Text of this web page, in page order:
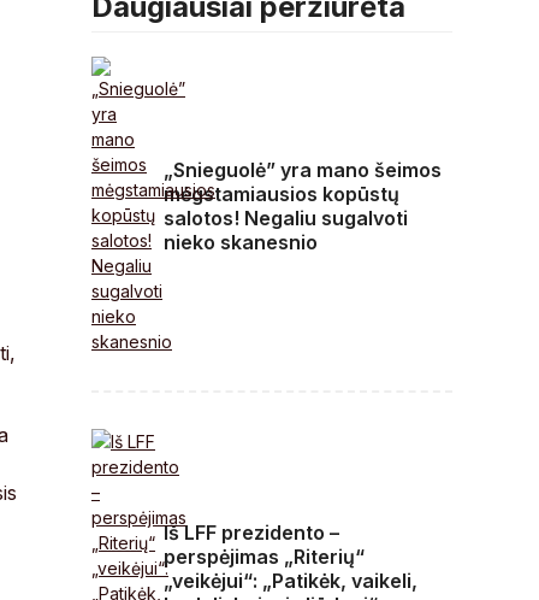
„Snieguolė” yra mano šeimos
mėgstamiausios kopūstų
salotos! Negaliu sugalvoti
nieko skanesnio
Iš LFF prezidento –
perspėjimas „Riterių“
„veikėjui“: „Patikėk, vaikeli,